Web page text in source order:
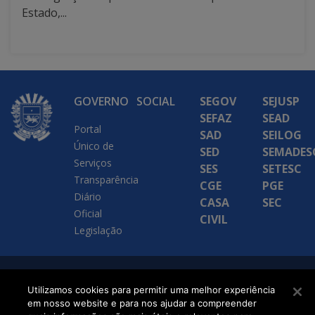
Estado,...
GOVERNO
Portal
Único de
Serviços
Transparência
Diário
Oficial
Legislação
SOCIAL
SEGOV
SEFAZ
SAD
SED
SES
CGE
CASA
CIVIL
SEJUSP
SEAD
SEILOG
SETESC
PGE
SEC
SETDIG | Secretaria-
Executiva de
Utilizamos cookies para permitir uma melhor experiência
em nosso website e para nos ajudar a compreender